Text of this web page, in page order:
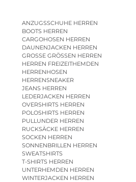
ANZUGSSCHUHE HERREN
BOOTS HERREN
CARGOHOSEN HERREN
DAUNENJACKEN HERREN
GROSSE GRÖSSEN HERREN
HERREN FREIZEITHEMDEN
HERRENHOSEN
HERRENSNEAKER
JEANS HERREN
LEDERJACKEN HERREN
OVERSHIRTS HERREN
POLOSHIRTS HERREN
PULLUNDER HERREN
RUCKSÄCKE HERREN
SOCKEN HERREN
SONNENBRILLEN HERREN
SWEATSHIRTS
T-SHIRTS HERREN
UNTERHEMDEN HERREN
WINTERJACKEN HERREN